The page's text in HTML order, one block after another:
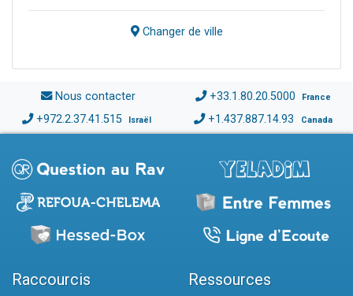
Changer de ville
Nous contacter +33.1.80.20.5000 France
+972.2.37.41.515 Israël +1.437.887.14.93 Canada
Raccourcis Ressources